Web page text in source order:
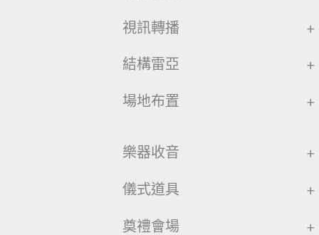
視訊轉播 +
結構雷亞 +
場地布置 +
樂器收音 +
儀式道具 +
奠禮會場 +